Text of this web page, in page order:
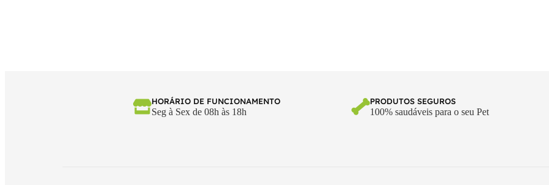
HORÁRIO DE FUNCIONAMENTO
Seg à Sex de 08h às 18h
PRODUTOS SEGUROS
100% saudáveis para o seu Pet